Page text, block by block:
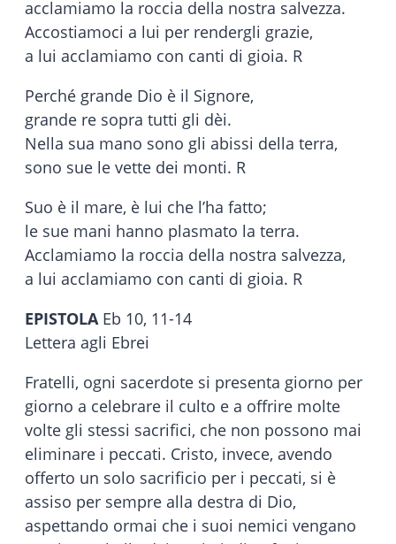
acclamiamo la roccia della nostra salvezza.
Accostiamoci a lui per rendergli grazie,
a lui acclamiamo con canti di gioia. R
Perché grande Dio è il Signore,
grande re sopra tutti gli dèi.
Nella sua mano sono gli abissi della terra,
sono sue le vette dei monti. R
Suo è il mare, è lui che l’ha fatto;
le sue mani hanno plasmato la terra.
Acclamiamo la roccia della nostra salvezza,
a lui acclamiamo con canti di gioia. R
EPISTOLAEb 10, 11-14
Lettera agli Ebrei
Fratelli, ogni sacerdote si presenta giorno per
giorno a celebrare il culto e a offrire molte
volte gli stessi sacrifici, che non possono mai
eliminare i peccati. Cristo, invece, avendo
offerto un solo sacrificio per i peccati, si è
assiso per sempre alla destra di Dio,
aspettando ormai che i suoi nemici vengano